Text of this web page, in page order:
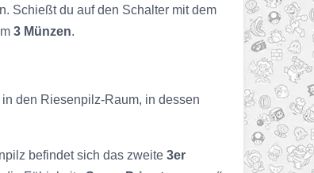
Schießt du auf den Schalter mit dem
3 Münzen.
den Riesenpilz-Raum, in dessen
befindet sich das zweite 3er